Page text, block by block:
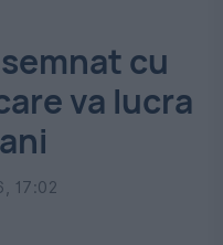
cu
va lucra
17:02